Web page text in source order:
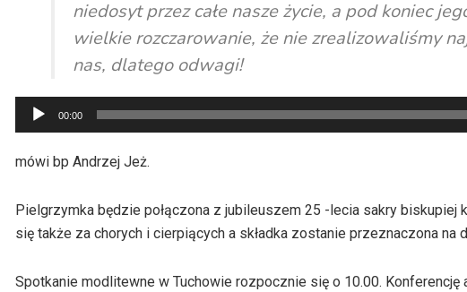
niedosyt przez całe nasze życie, a pod koniec
wielkie rozczarowanie, że nie zrealizowaliśmy
nas, dlatego odwagi!
Odtwarzacz
plików
dźwiękowych
00:00
mówi bp Andrzej Jeż.
Pielgrzymka będzie połączona z jubileuszem 25 -lecia sakry
się także za chorych i cierpiących a składka zostanie przeznaczona
Spotkanie modlitewne w Tuchowie rozpocznie się o 10.00.